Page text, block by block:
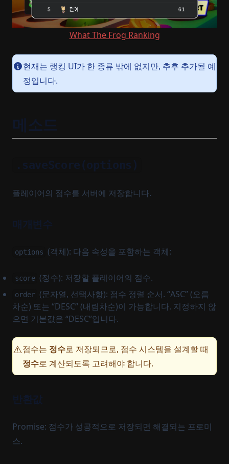
What The Frog Ranking
현재는 랭킹 UI가 한 종류 밖에 없지만, 추후 추가될 예
정입니다.
메소드
.saveScore(options)
플레이어의 점수를 서버에 저장합니다.
매개변수
options (객체): 다음 속성을 포함하는 객체:
score (정수): 저장할 플레이어의 점수.
order (문자열, 선택사항): 점수 정렬 순서. “ASC” (오름
차순) 또는 “DESC” (내림차순)이 가능합니다. 지정하지 않
으면 기본값은 “DESC”입니다.
⚠️점수는 정수로 저장되므로, 점수 시스템을 설계할 때
정수로 계산되도록 고려해야 합니다.
반환값
Promise: 점수가 성공적으로 저장되면 해결되는 프로미
스.